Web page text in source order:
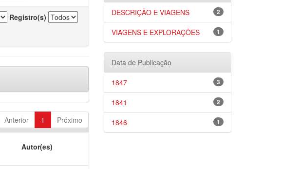
Registro(s)
Anterior 1 Próximo
Autor(es)
2
DESCRIÇÃO E VIAGENS
1
VIAGENS E EXPLORAÇÕES
Data de Publicação
3
1847
2
1841
1
1846